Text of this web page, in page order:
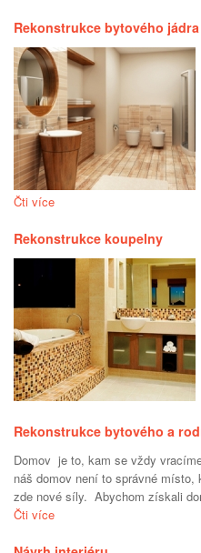
Rekonstrukce bytového jádra
Čti více
Rekonstrukce koupelny
Rekonstrukce bytového a
Domov je to, kam se vždy
náš domov není to správné
zde nové síly. Abychom získali
Čti více